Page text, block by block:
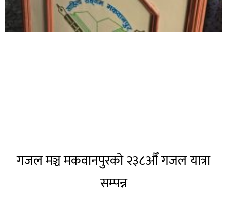
गजल मञ्च मकवानपुरको २३८औँ गजल यात्रा
सम्पन्न